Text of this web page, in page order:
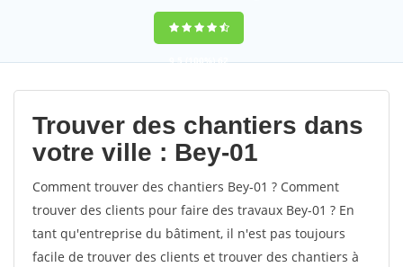
9,5(100%)62
votes
Trouver des chantiers dans
votre ville : Bey-01
Comment trouver des chantiers Bey-01 ? Comment
trouver des clients pour faire des travaux Bey-01 ? En
tant qu'entreprise du bâtiment, il n'est pas toujours
facile de trouver des clients et trouver des chantiers à